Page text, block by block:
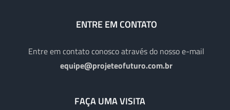
ENTRE EM CONTATO
Entre em contato conosco através do nosso e-mail
equipe@projeteofuturo.com.br
FAÇA UMA VISITA